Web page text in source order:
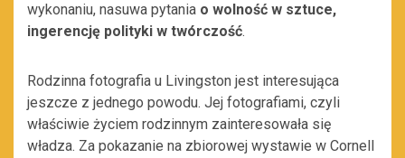
wykonaniu, nasuwa pytania o wolność w sztuce,
ingerencję polityki w twórczość.
Rodzinna fotografia u Livingston jest interesująca
jeszcze z jednego powodu. Jej fotografiami, czyli
właściwie życiem rodzinnym zainteresowała się
władza. Za pokazanie na zbiorowej wystawie w Cornell